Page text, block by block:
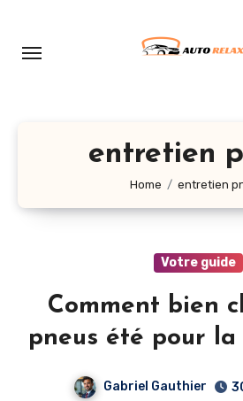
contenu
entretien
Home entretien
Votre guide
Comment bien
pneus été pour
Gabriel Gauthier